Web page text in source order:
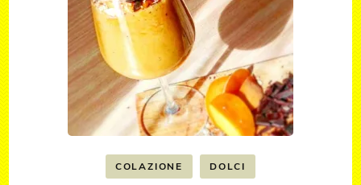
COLAZIONE DOLCI